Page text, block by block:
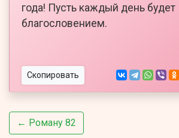
года! Пусть каждый день будет
благословением.
Скопировать
← Роману 82